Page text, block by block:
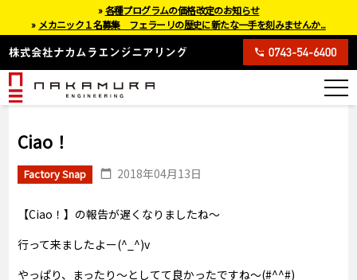
Ciao！
Factory Snap 2018年04月13日
【Ciao！】の報告が遅くなりましたね～
行って来ましたよー(^_^)v
やっぱり、まったり～としてて良かったですね～(#^^#)
»各種プログラムの価格改定のお知らせ
» メカニック１名募集 フェラーリの歴史に新たな一手を刻みませんか...